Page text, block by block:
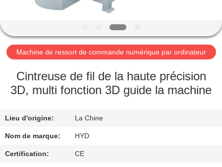
SUJET
DE
NOUS
VISITE
D'USINE
CONTRÔLE
DE
QUALITÉ
Machine de ressort de commande numérique par ordinateur
Cintreuse de fil de la haute précision
3D, multi fonction 3D guide la machine
Lieu d'origine: La Chine
Nom de marque: HYD
Certification: CE